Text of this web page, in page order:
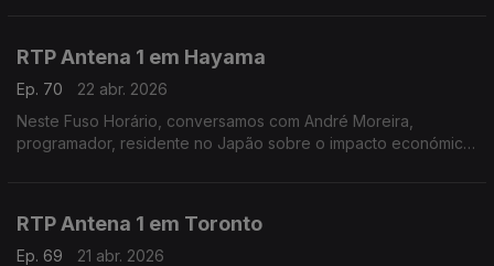
RTP Antena 1 em Hayama
Ep. 70
22 abr. 2026
Neste Fuso Horário, conversamos com André Moreira,
programador, residente no Japão sobre o impacto económico
RTP Antena 1 em Toronto
Ep. 69
21 abr. 2026